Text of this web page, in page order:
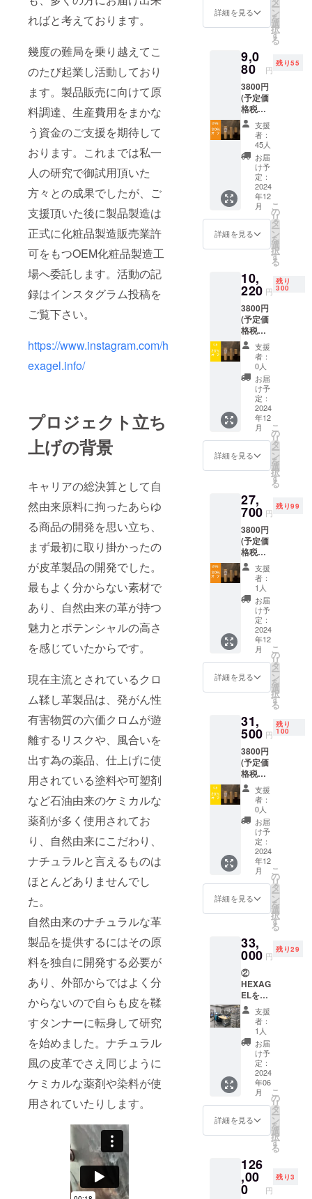
ればと考えております。
幾度の難局を乗り越えてこ
のたび起業し活動しており
ます。製品販売に向けて原
料調達、生産費用をまかな
う資金のご支援を期待して
おります。これまでは私一
人の研究で御試用頂いた
方々との成果でしたが、ご
支援頂いた後に製品製造は
正式に化粧品製造販売業許
可をもつOEM化粧品製造工
場へ委託します。活動の記
録はインスタグラム投稿を
ご覧下さい。
https://www.instagram.com/h
exagel.info/
プロジェクト立ち
上げの背景
キャリアの総決算として自
然由来原料に拘ったあらゆ
る商品の開発を思い立ち、
まず最初に取り掛かったの
が皮革製品の開発でした。
最もよく分からない素材で
あり、自然由来の革が持つ
魅力とポテンシャルの高さ
を感じていたからです。
現在主流とされているクロ
ム鞣し革製品は、発がん性
有害物質の六価クロムが遊
離するリスクや、風合いを
出す為の薬品、仕上げに使
用されている塗料や可塑剤
など石油由来のケミカルな
薬剤が多く使用されてお
り、自然由来にこだわり、
ナチュラルと言えるものは
ほとんどありませんでし
た。
自然由来のナチュラルな革
製品を提供するにはその原
料を独自に開発する必要が
あり、外部からではよく分
からないので自らも皮を鞣
すタンナーに転身して研究
を始めました。ナチュラル
風の皮革でさえ同じように
ケミカルな薬剤や染料が使
用されていたりします。
詳細を見る ー
ン
を
選
択
す
る
9,0
80 円
残り55
3800円
(予定価
格税抜)
の30％
オフ
３本
セッ
ト 送
料・消
費税込
支援
者：
45人
お届
け予
定：
2024
年12
月
詳細を見る
こ
の
リ
タ
ー
ン
を
選
択
す
る
10,
220 円
残り
300
3800円
(予定価
格税抜)
の20％
オフ
３本
セッ
ト 送
料・消
費税込
支援
者：
0人
お届
け予
定：
2024
年12
月
詳細を見る
こ
の
リ
タ
ー
ン
を
選
択
す
る
27,
700 円
残り99
3800円
(予定価
格税抜)
の30％
オフ
１０本
セッ
ト 送
料・消
費税込
支援
者：
1人
お届
け予
定：
2024
年12
月
詳細を見る
こ
の
リ
タ
ー
ン
を
選
択
す
る
31,
500 円
残り
100
3800円
(予定価
格税抜)
の20％
オフ
１０本
セッ
ト 送
料・消
費税込
支援
者：
0人
お届
け予
定：
2024
年12
月
詳細を見る
こ
の
リ
タ
ー
ン
を
選
択
す
る
33,
000 円
残り29
②
HEXAG
ELを製
作する
ワーク
ショッ
プ 参
加費用
￥33,00
0(税込
み 材料
費込
み)
支援
者：
1人
お届
け予
定：
2024
年06
月
詳細を見る
こ
の
リ
タ
ー
ン
を
選
択
す
る
126
,00
0 円
残り3